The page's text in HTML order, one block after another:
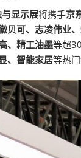
显示展将携手京
贝可、志凌伟业
、精工油墨等超
、智能家居等热